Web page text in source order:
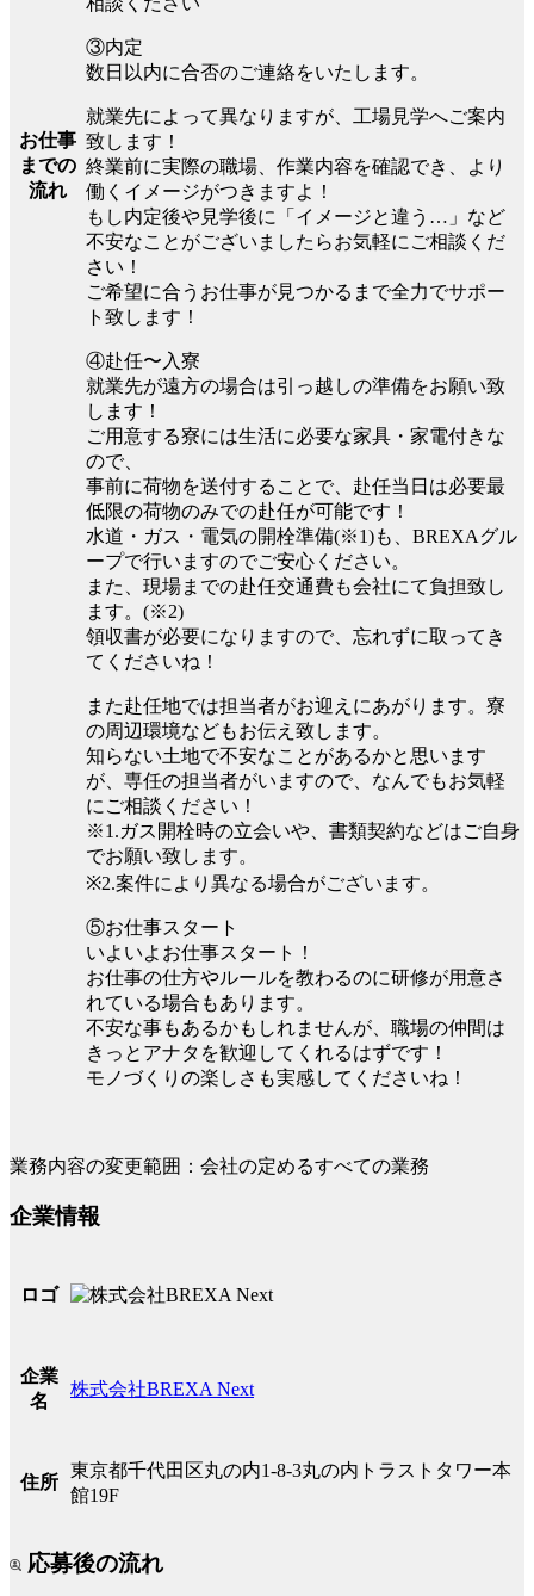
お仕事
までの
流れ
③内定
数日以内に合否のご連絡をいたします。
就業先によって異なりますが、工場見学へご案内
致します！
終業前に実際の職場、作業内容を確認でき、より
働くイメージがつきますよ！
もし内定後や見学後に「イメージと違う…」など
不安なことがございましたらお気軽にご相談くだ
さい！
ご希望に合うお仕事が見つかるまで全力でサポー
ト致します！
④赴任〜入寮
就業先が遠方の場合は引っ越しの準備をお願い致
します！
ご用意する寮には生活に必要な家具・家電付きな
ので、
事前に荷物を送付することで、赴任当日は必要最
低限の荷物のみでの赴任が可能です！
水道・ガス・電気の開栓準備(※1)も、BREXAグル
ープで行いますのでご安心ください。
また、現場までの赴任交通費も会社にて負担致し
ます。(※2)
領収書が必要になりますので、忘れずに取ってき
てくださいね！
また赴任地では担当者がお迎えにあがります。寮
の周辺環境などもお伝え致します。
知らない土地で不安なことがあるかと思います
が、専任の担当者がいますので、なんでもお気軽
にご相談ください！
※1.ガス開栓時の立会いや、書類契約などはご自身
でお願い致します。
※2.案件により異なる場合がございます。
⑤お仕事スタート
いよいよお仕事スタート！
お仕事の仕方やルールを教わるのに研修が用意さ
れている場合もあります。
不安な事もあるかもしれませんが、職場の仲間は
きっとアナタを歓迎してくれるはずです！
モノづくりの楽しさも実感してくださいね！
業務内容の変更範囲：会社の定めるすべての業務
企業情報
ロゴ
企業
名
株式会社BREXA Next
住所
東京都千代田区丸の内1-8-3丸の内トラストタワー本
館19F
応募後の流れ